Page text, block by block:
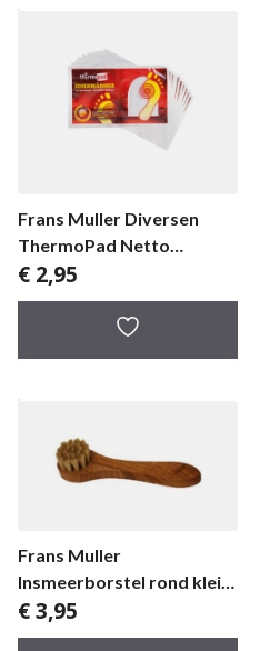
Frans Muller Diversen
ThermoPad Netto
tenenwarmer
€ 2,95
Frans Muller
Insmeerborstel rond klein
gelakt
€3,95